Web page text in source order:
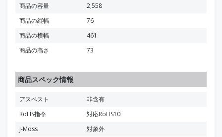
商品の容量
2,558
商品の縦幅
76
商品の横幅
461
商品の高さ
73
商品スペック情報
アスベスト
非含有
RoHS指令
対応RoHS10
J-Moss
対象外